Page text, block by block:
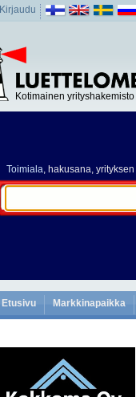
Kirjaudu
Kotimainen yrityshakemisto
Toimiala, hakusana,
Etusivu Markkinapaikka